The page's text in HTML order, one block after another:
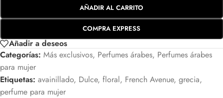
AÑADIR AL CARRITO
COMPRA EXPRESS
Añadir a deseos
Categorías: Más exclusivos, Perfumes árabes, Perfumes árabes
para mujer
Etiquetas: avainillado, Dulce, floral, French Avenue, grecia,
perfume para mujer